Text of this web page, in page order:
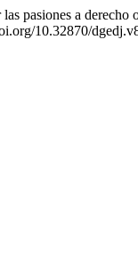
pasiones a derecho
10.32870/